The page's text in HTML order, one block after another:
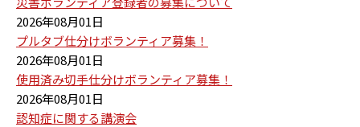
2026年08月01日
プルタブ仕分けボランティア募集！
2026年08月01日
使用済み切手仕分けボランティア募集！
2026年08月01日
認知症に関する講演会